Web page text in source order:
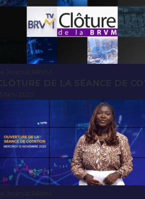
Le Journal BRVM
CLÔTURE DE LA SÉANCE DE
Le Journal BRVM